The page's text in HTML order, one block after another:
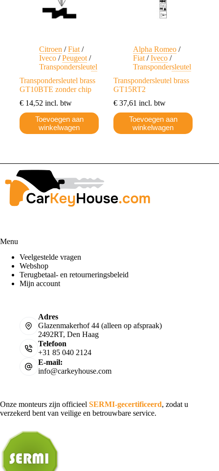
Citroen /Fiat /
Iveco /Peugeot /
Transpondersleutel
Transpondersleutel brass
GT10BTE zonder chip
€ 14,52 incl. btw
Toevoegen aan
winkelwagen
Alpha Romeo /
Fiat /Iveco /
Transpondersleutel
Transpondersleutel brass
GT15RT2
€ 37,61 incl. btw
Toevoegen aan
winkelwagen
Menu
Veelgestelde vragen
Webshop
Terugbetaal- en retourneringsbeleid
Mijn account
Adres
Glazenmakerhof 44 (alleen op afspraak)
2492RT, Den Haag
Telefoon
+31 85 040 2124
E-mail:
info@carkeyhouse.com
Onze monteurs zijn officieel SERMI-gecertificeerd, zodat u
verzekerd bent van veilige en betrouwbare service.